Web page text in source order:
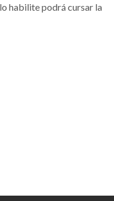
habilite podrá cursar la